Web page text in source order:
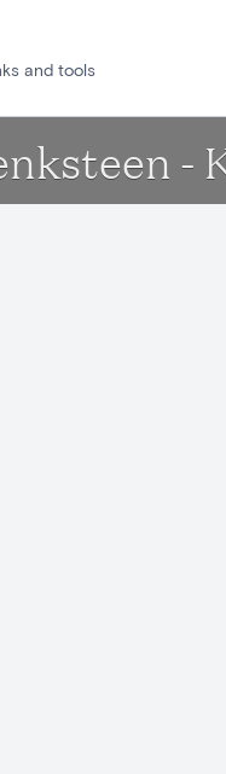
and tools
-